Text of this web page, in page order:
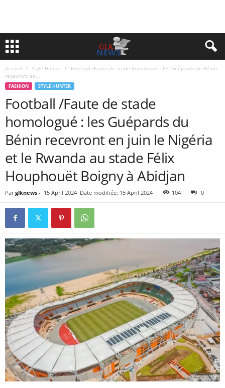
Accueil Style Hunter
Football /Faute de stade homologué : les Guépards du Bénin
recevront en...
FASHION STYLE HUNTER
Football /Faute de stade
homologué : les Guépards du
Bénin recevront en juin le Nigéria
et le Rwanda au stade Félix
Houphouët Boigny à Abidjan
Par glknews - 15 April 2024 Date modifiée: 15 April 2024 104 0